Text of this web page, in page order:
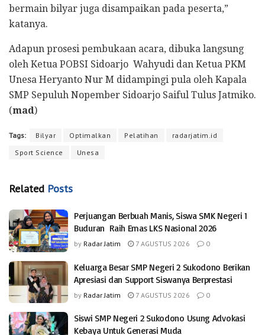
bermain bilyar juga disampaikan pada peserta,”
katanya.
Adapun prosesi pembukaan acara, dibuka langsung
oleh Ketua POBSI Sidoarjo Wahyudi dan Ketua PKM
Unesa Heryanto Nur M didampingi pula oleh Kapala
SMP Sepuluh Nopember Sidoarjo Saiful Tulus Jatmiko.
(mad)
Tags: Bilyar Optimalkan Pelatihan
radarjatim.id
Sport Science
Unesa
Related Posts
Perjuangan Berbuah Manis, Siswa SMK Negeri 1
Buduran Raih Emas LKS Nasional 2026
by Radar Jatim 7 AGUSTUS 2026 0
Keluarga Besar SMP Negeri 2 Sukodono Berikan
Apresiasi dan Support Siswanya Berprestasi
by Radar Jatim 7 AGUSTUS 2026 0
Siswi SMP Negeri 2 Sukodono Usung Advokasi
Kebaya Untuk Generasi Muda